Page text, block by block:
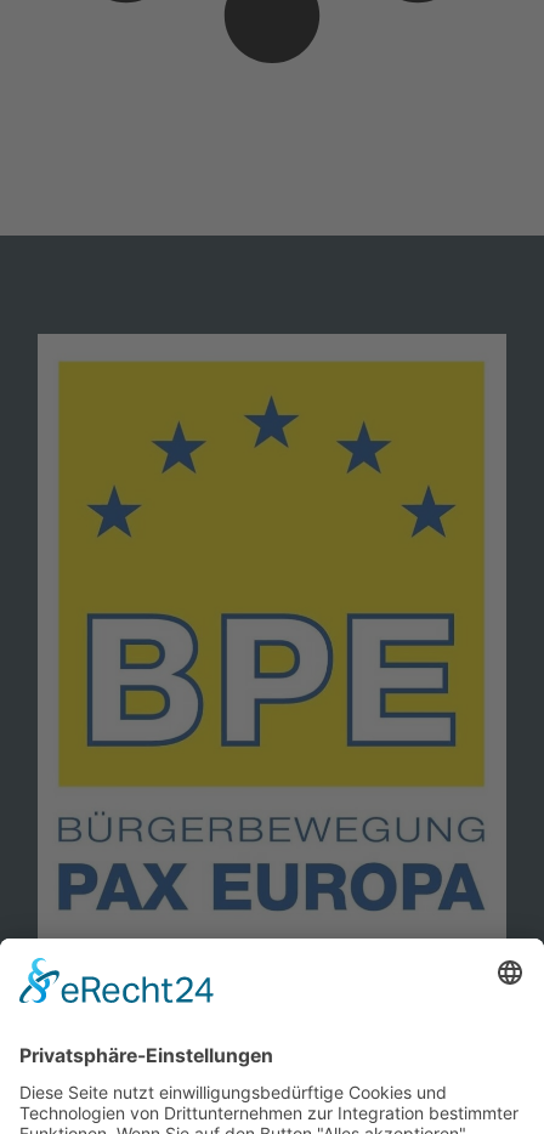
Kontakt
Mitglied werden!